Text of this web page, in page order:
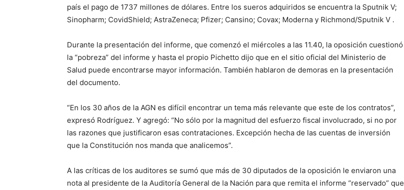
país el pago de 1737 millones de dólares. Entre los sueros adquiridos se encuentra la Sputnik V;
Sinopharm; CovidShield; AstraZeneca; Pfizer; Cansino; Covax; Moderna y Richmond/Sputnik V .
Durante la presentación del informe, que comenzó el miércoles a las 11.40, la oposición cuestionó
la “pobreza” del informe y hasta el propio Pichetto dijo que en el sitio oficial del Ministerio de
Salud puede encontrarse mayor información. También hablaron de demoras en la presentación
del documento.
“En los 30 años de la AGN es difícil encontrar un tema más relevante que este de los contratos”,
expresó Rodríguez. Y agregó: “No sólo por la magnitud del esfuerzo fiscal involucrado, si no por
las razones que justificaron esas contrataciones. Excepción hecha de las cuentas de inversión
que la Constitución nos manda que analicemos”.
A las críticas de los auditores se sumó que más de 30 diputados de la oposición le enviaron una
nota al presidente de la Auditoría General de la Nación para que remita el informe “reservado” que